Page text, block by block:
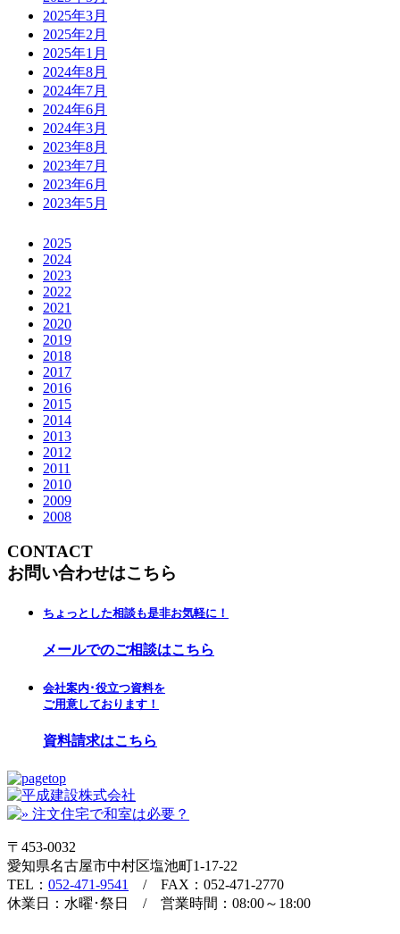
2025年3月
2025年2月
2025年1月
2024年8月
2024年7月
2024年6月
2024年3月
2023年8月
2023年7月
2023年6月
2023年5月
2025
2024
2023
2022
2021
2020
2019
2018
2017
2016
2015
2014
2013
2012
2011
2010
2009
2008
CONTACT
お問い合わせはこちら
ちょっとした相談も是非お気軽に！
メールでのご相談はこちら
会社案内･役立つ資料を
ご用意しております！
資料請求はこちら
〒453-0032
愛知県名古屋市中村区塩池町1-17-22
TEL： 052-471-9541
/ FAX：052-471-2770
休業日：水曜･祭日 / 営業時間：08:00～18:00